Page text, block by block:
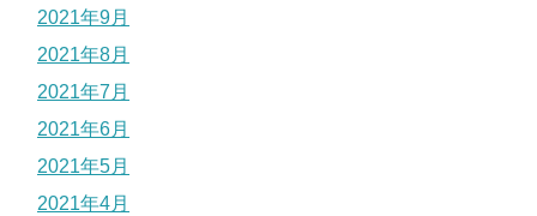
2021年9月
2021年8月
2021年7月
2021年6月
2021年5月
2021年4月